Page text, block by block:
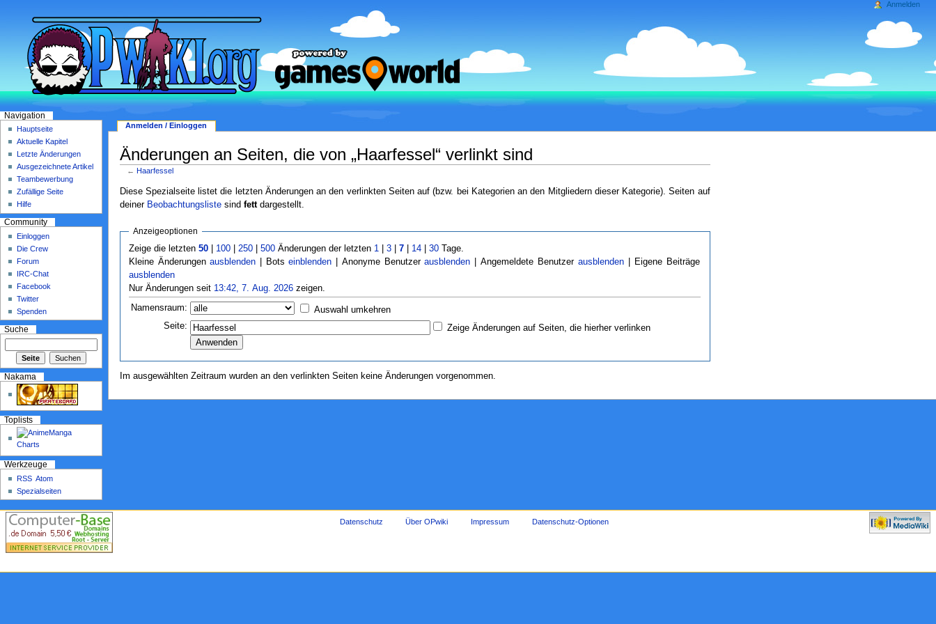
Änderungen an Seiten, die von „Haarfessel“ verlinkt sind
← Haarfessel
Diese Spezialseite listet die letzten Änderungen an den verlinkten Seiten auf (bzw. bei Kategorien an den Mitgliedern dieser Kategorie). Seiten auf
deiner Beobachtungslistesind fettdargestellt.
Anzeigeoptionen
Zeige die letzten50 100 |250 |500 Änderungen der letzten 1 |3 |7 14 |30 Tage.
Kleine Änderungenausblenden | Botseinblenden | Anonyme Benutzerausblenden | Angemeldete Benutzerausblenden | Eigene Beiträge
ausblenden
Nur Änderungen seit 13:42, 7. Aug. 2026 zeigen.
Namensraum:
Auswahl umkehren
Seite:
Zeige Änderungen auf Seiten, die hierher verlinken
Im ausgewählten Zeitraum wurden an den verlinkten Seiten keine Änderungen vorgenommen.
Anmelden / Einloggen
Anmelden
Navigation
Hauptseite
Aktuelle Kapitel
Letzte Änderungen
Ausgezeichnete Artikel
Teambewerbung
Zufällige Seite
Hilfe
Community
Einloggen
Die Crew
Forum
IRC-Chat
Facebook
Twitter
Spenden
Suche
Nakama
Toplists
Werkzeuge
RSS Atom
Spezialseiten
Datenschutz Über OPwiki Impressum Datenschutz-Optionen